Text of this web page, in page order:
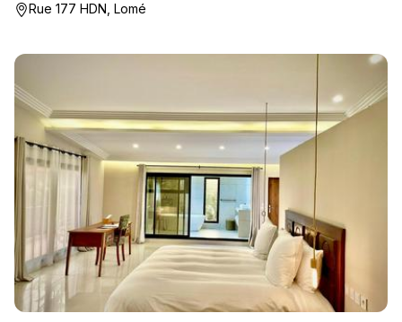
Rue 177 HDN, Lomé